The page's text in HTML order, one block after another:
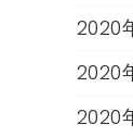
2020
2020
2020